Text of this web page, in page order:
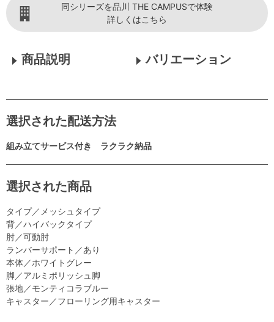
同シリーズを品川 THE CAMPUSで体験
詳しくはこちら
商品説明 バリエーション
選択された配送方法
組み立てサービス付き ラクラク納品
選択された商品
タイプ／メッシュタイプ
背／ハイバックタイプ
肘／可動肘
ランバーサポート／あり
本体／ホワイトグレー
脚／アルミポリッシュ脚
張地／モンティコラブルー
キャスター／フローリング用キャスター